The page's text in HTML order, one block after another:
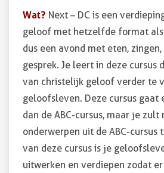
Wat? Next – DC is een
geloof met hetzelfde format als
dus een avond met eten,
gesprek. Je leert in deze cursus
van christelijk geloof verder te
geloofsleven. Deze cursus gaat
dan de ABC-cursus, maar je
onderwerpen uit de ABC-cursus
van deze cursus is je
uitwerken en verdiepen zodat